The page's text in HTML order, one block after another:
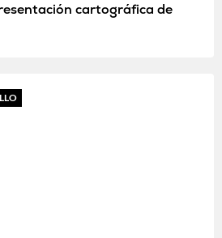
cartográfica de